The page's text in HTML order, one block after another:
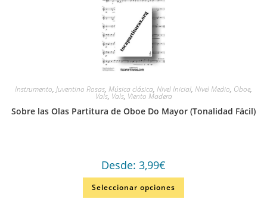
Instrumento, Juventino Rosas, Música clásica, Nivel Inicial, Nivel Medio, Oboe,
Vals, Vals, Viento Madera
Sobre las Olas Partitura de Oboe Do Mayor (Tonalidad Fácil)
Desde: 3,99€
Seleccionar opciones